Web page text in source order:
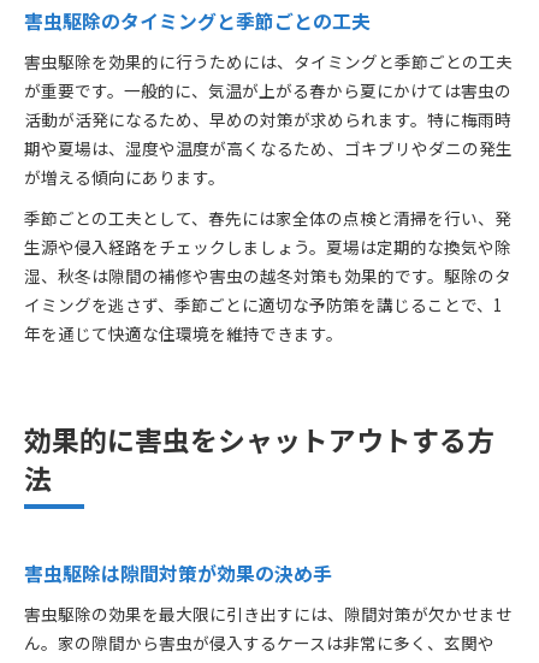
害虫駆除のタイミングと季節ごとの工夫
害虫駆除を効果的に行うためには、タイミングと季節ごとの工夫
が重要です。一般的に、気温が上がる春から夏にかけては害虫の
活動が活発になるため、早めの対策が求められます。特に梅雨時
期や夏場は、湿度や温度が高くなるため、ゴキブリやダニの発生
が増える傾向にあります。
季節ごとの工夫として、春先には家全体の点検と清掃を行い、発
生源や侵入経路をチェックしましょう。夏場は定期的な換気や除
湿、秋冬は隙間の補修や害虫の越冬対策も効果的です。駆除のタ
イミングを逃さず、季節ごとに適切な予防策を講じることで、1
年を通じて快適な住環境を維持できます。
効果的に害虫をシャットアウトする方
法
害虫駆除は隙間対策が効果の決め手
害虫駆除の効果を最大限に引き出すには、隙間対策が欠かせませ
ん。家の隙間から害虫が侵入するケースは非常に多く、玄関や